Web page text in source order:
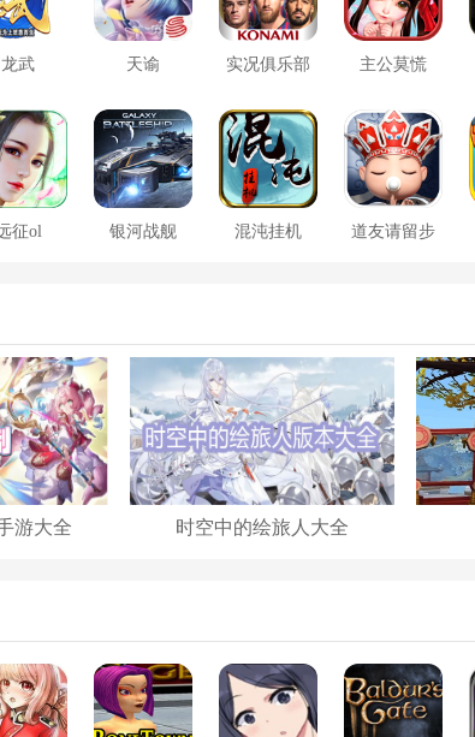
龙武 天谕 实况俱乐部 主公莫慌
征ol 银河战舰 混沌挂机 道友请留步
游大全 时空中的绘旅人大全